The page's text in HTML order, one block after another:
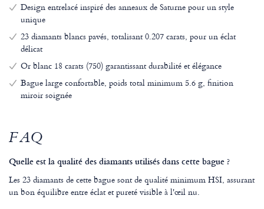
Design entrelacé inspiré des anneaux de Saturne pour un style
unique
23 diamants blancs pavés, totalisant 0.207 carats, pour un éclat
délicat
Or blanc 18 carats (750) garantissant durabilité et élégance
Bague large confortable, poids total minimum 5.6 g, finition
miroir soignée
FAQ
Quelle est la qualité des diamants utilisés dans cette bague ?
Les 23 diamants de cette bague sont de qualité minimum HSI, assurant
un bon équilibre entre éclat et pureté visible à l'œil nu.